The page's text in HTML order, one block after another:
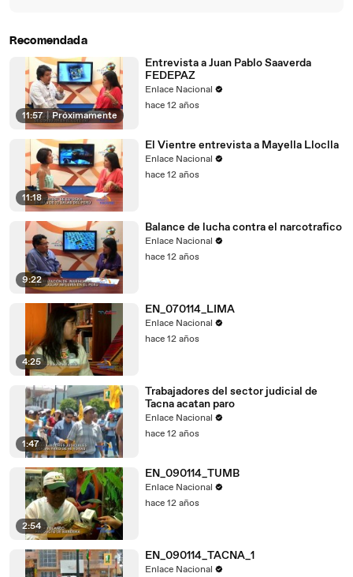
Recomendada
11:57 | Próximamente
Entrevista a Juan Pablo Saaverda
FEDEPAZ
Enlace Nacional
hace 12 años
11:18
El Vientre entrevista a Mayella Lloclla
Enlace Nacional
hace 12 años
9:22
Balance de lucha contra el narcotrafico
Enlace Nacional
hace 12 años
4:25
EN_070114_LIMA
Enlace Nacional
hace 12 años
1:47
Trabajadores del sector judicial de
Tacna acatan paro
Enlace Nacional
hace 12 años
2:54
EN_090114_TUMB
Enlace Nacional
hace 12 años
EN_090114_TACNA_1
Enlace Nacional